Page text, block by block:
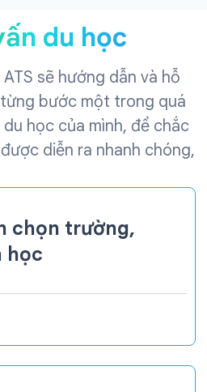
du học
sẽ hướng dẫn và hỗ
bước một trong quá
học của mình, để chắc
diễn ra nhanh chóng,
chọn trường,
học